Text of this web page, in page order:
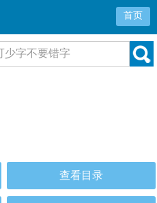
首页
查看目录